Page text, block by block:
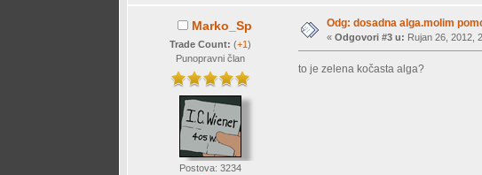
Marko_Sp
Trade Count:(+1)
Punopravni član
Postova: 3234
Odg: dosadna alga.molim
«Odgovori #3 u: Rujan 26, 2012,
to je zelena kočasta alga?